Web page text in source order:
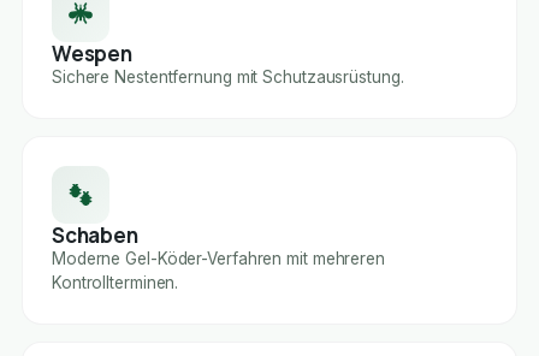
Wespen
Sichere Nestentfernung mit Schutzausrüstung.
Schaben
Moderne Gel-Köder-Verfahren mit mehreren
Kontrollterminen.